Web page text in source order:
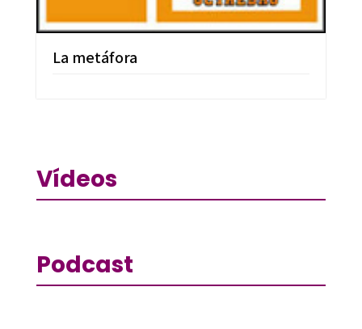
La metáfora
Vídeos
Podcast